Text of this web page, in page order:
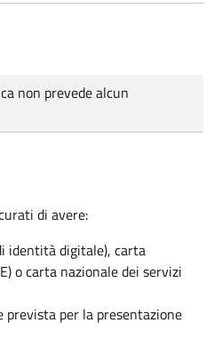
non prevede alcun
di avere:
identità digitale), carta
o carta nazionale dei servizi
per la presentazione